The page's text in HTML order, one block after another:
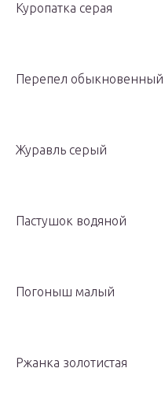
Куропатка серая
Перепел обыкновенный
Журавль серый
Пастушок водяной
Погоныш малый
Ржанка золотистая